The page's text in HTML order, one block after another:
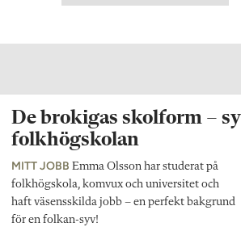
De brokigas skolform –
folkhögskolan
MITT JOBB Emma Olsson har studerat på
folkhögskola, komvux och universitet och
haft väsensskilda jobb – en perfekt bakgrund
för en folkan-syv!